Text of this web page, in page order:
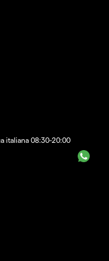
italiana 08:30-20:00